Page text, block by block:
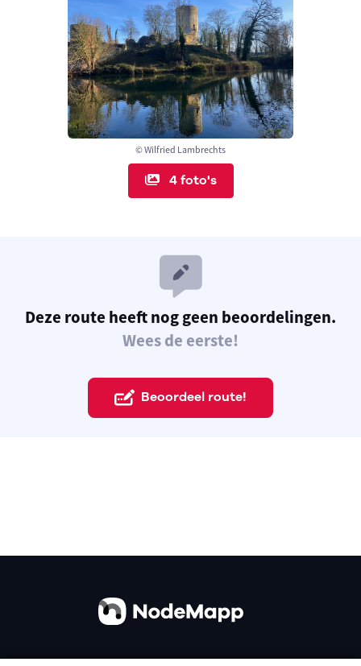
© Wilfried Lambrechts
4 foto's
Deze route heeft nog geen beoordelingen.
Wees de eerste!
Beoordeel route!